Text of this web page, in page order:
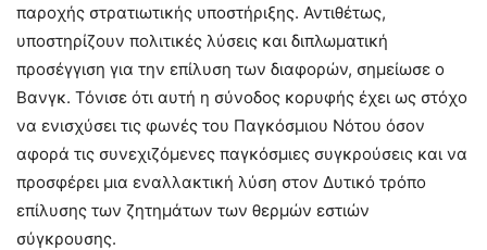
παροχής στρατιωτικής υποστήριξης. Αντιθέτως,
υποστηρίζουν πολιτικές λύσεις και διπλωματική
προσέγγιση για την επίλυση των διαφορών, σημείωσε ο
Βανγκ. Τόνισε ότι αυτή η σύνοδος κορυφής έχει ως στόχο
να ενισχύσει τις φωνές του Παγκόσμιου Νότου όσον
αφορά τις συνεχιζόμενες παγκόσμιες συγκρούσεις και να
προσφέρει μια εναλλακτική λύση στον Δυτικό τρόπο
επίλυσης των ζητημάτων των θερμών εστιών
σύγκρουσης.